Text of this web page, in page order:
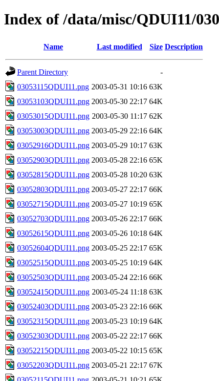
Index of /data/misc/QDUI11/
Name Last modified Size Description
Parent Directory
-
03053115QDUI11.png 2003-05-31 10:16 63K
03053103QDUI11.png 2003-05-30 22:17 64K
03053015QDUI11.png 2003-05-30 11:17 62K
03053003QDUI11.png 2003-05-29 22:16 64K
03052916QDUI11.png 2003-05-29 10:17 63K
03052903QDUI11.png 2003-05-28 22:16 65K
03052815QDUI11.png 2003-05-28 10:20 63K
03052803QDUI11.png 2003-05-27 22:17 66K
03052715QDUI11.png 2003-05-27 10:19 65K
03052703QDUI11.png 2003-05-26 22:17 66K
03052615QDUI11.png 2003-05-26 10:18 64K
03052604QDUI11.png 2003-05-25 22:17 65K
03052515QDUI11.png 2003-05-25 10:19 64K
03052503QDUI11.png 2003-05-24 22:16 66K
03052415QDUI11.png 2003-05-24 11:18 63K
03052403QDUI11.png 2003-05-23 22:16 66K
03052315QDUI11.png 2003-05-23 10:19 64K
03052303QDUI11.png 2003-05-22 22:17 66K
03052215QDUI11.png 2003-05-22 10:15 65K
03052203QDUI11.png 2003-05-21 22:17 67K